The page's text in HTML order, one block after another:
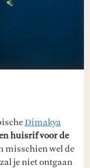
Dimakya
huisrif voor de
misschien wel de
je niet ontgaan